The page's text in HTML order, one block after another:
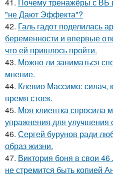
"не Дают Эффекта"?
42. Галь гадот поделилась
беременности и впервые
что ей пришлось пройти.
43. Можно ли заниматься
мнение.
44. Клевио Массимо: силач,
время стоек.
45. Моя клиентка спросила
упражнения для улучшения
46. Сергей бурунов ради
образ жизни.
47. Виктория боня в свои
не стремится быть копией